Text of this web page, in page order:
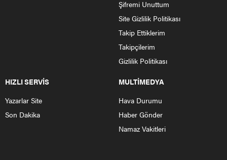
Bu konuda yönetmeliğe eklenen geçici madde şu
– Bu yönetmeliğin 15 inci maddesinin 2
fıkrası, 18 inci maddesinin 2 fıkrası, 29 uncu maddesinin 1
maddesinin 1 fıkrası gereğince Şubat ayında yapılması
gereken iş ve işlemler
2023 yılı için Mart ayında yapılır